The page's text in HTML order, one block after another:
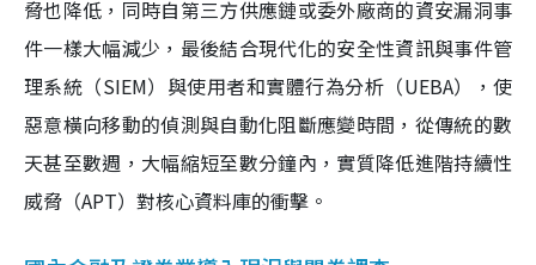
脅也降低，同時自第三方供應鏈或委外廠商的資安漏洞事
件一樣大幅減少，最後結合現代化的安全性資訊與事件管
理系統（SIEM）與使用者和實體行為分析（UEBA），使
惡意橫向移動的偵測與自動化阻斷應變時間，從傳統的數
天甚至數週，大幅縮短至數分鐘內，實質降低進階持續性
威脅（APT）對核心資料庫的衝擊。